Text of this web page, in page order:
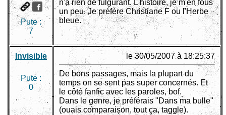
Pute :
7
n'a rien de fulgurant. L'histoire, je m'en fous
un peu. Je préfère Christiane F ou l'Herbe
bleue.
Invisible
Pute :
0
le 30/05/2007 à 18:25:37
De bons passages, mais la plupart du
temps on se sent pas super concernés. Et
le côté fanfic avec les paroles, bof.
Dans le genre, je préférais "Dans ma bulle"
(ouais comparaison, tout ça, taggle).